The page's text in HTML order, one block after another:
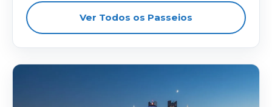
Ver Todos os Passeios